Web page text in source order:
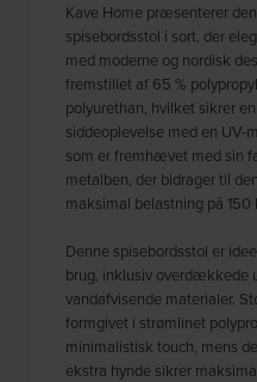
Kave Home præsenterer
spisebordsstol i sort, der
med moderne og nordisk
fremstillet af 65 %
polyurethan, hvilket sikrer
siddeoplevelse med en UV-
som er fremhævet med sin
metalben, der bidrager til
maksimal belastning på 150
Denne spisebordsstol er
brug, inklusiv overdækkede
vandafvisende materialer.
formgivet i strømlinet
minimalistisk touch, mens
ekstra hynde sikrer